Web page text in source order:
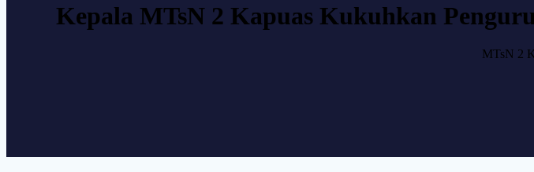
Kepala MTsN 2 Kapuas Kukuhkan
MTsN 2